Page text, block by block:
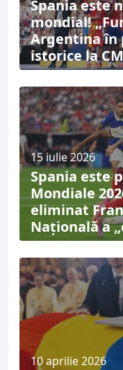
Spania este
mondial!
Argentina în
istorice la
15 iulie 2026
Spania este
Mondiale
eliminat
Națională a
10 aprilie 2026